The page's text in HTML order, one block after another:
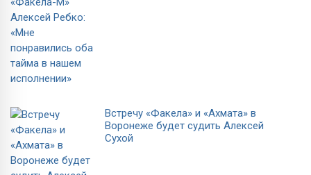
Встречу «Факела» и «Ахмата» в
Воронеже будет судить Алексей
Сухой